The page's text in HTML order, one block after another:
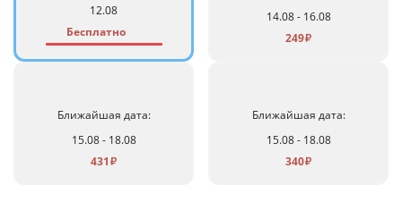
12.08
Бесплатно
14.08 - 16.08
249₽
Ближайшая дата:
15.08 - 18.08
431 ₽
Ближайшая дата:
15.08 - 18.08
340₽